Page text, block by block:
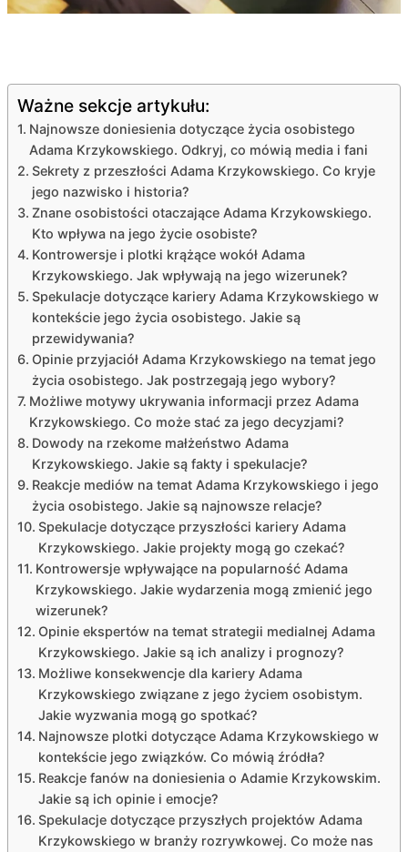
Ważne sekcje artykułu:
Najnowsze doniesienia dotyczące życia osobistego
Adama Krzykowskiego. Odkryj, co mówią media i fani
Sekrety z przeszłości Adama Krzykowskiego. Co kryje
jego nazwisko i historia?
Znane osobistości otaczające Adama Krzykowskiego.
Kto wpływa na jego życie osobiste?
Kontrowersje i plotki krążące wokół Adama
Krzykowskiego. Jak wpływają na jego wizerunek?
Spekulacje dotyczące kariery Adama Krzykowskiego w
kontekście jego życia osobistego. Jakie są
przewidywania?
Opinie przyjaciół Adama Krzykowskiego na temat jego
życia osobistego. Jak postrzegają jego wybory?
Możliwe motywy ukrywania informacji przez Adama
Krzykowskiego. Co może stać za jego decyzjami?
Dowody na rzekome małżeństwo Adama
Krzykowskiego. Jakie są fakty i spekulacje?
Reakcje mediów na temat Adama Krzykowskiego i jego
życia osobistego. Jakie są najnowsze relacje?
Spekulacje dotyczące przyszłości kariery Adama
Krzykowskiego. Jakie projekty mogą go czekać?
Kontrowersje wpływające na popularność Adama
Krzykowskiego. Jakie wydarzenia mogą zmienić jego
wizerunek?
Opinie ekspertów na temat strategii medialnej Adama
Krzykowskiego. Jakie są ich analizy i prognozy?
Możliwe konsekwencje dla kariery Adama
Krzykowskiego związane z jego życiem osobistym.
Jakie wyzwania mogą go spotkać?
Najnowsze plotki dotyczące Adama Krzykowskiego w
kontekście jego związków. Co mówią źródła?
Reakcje fanów na doniesienia o Adamie Krzykowskim.
Jakie są ich opinie i emocje?
Spekulacje dotyczące przyszłych projektów Adama
Krzykowskiego w branży rozrywkowej. Co może nas